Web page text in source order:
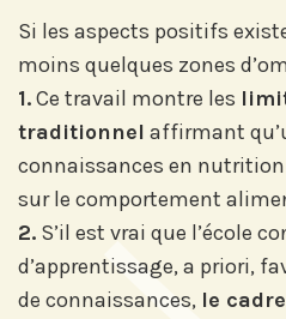
Si les aspects positifs
moins quelques zones
1.Ce travail montre les
traditionnel affirmant
connaissances en
sur le comportement
2. S’il est vrai que l’école
d’apprentissage, a priori,
de connaissances, le
Prix Projets de Recherche